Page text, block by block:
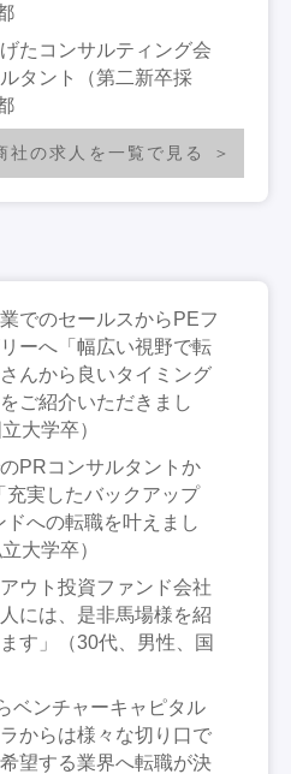
たコンサルティング会
タント（第二新卒採
社の求人を一覧で見る
でのセールスからPEフ
ーへ「幅広い視野で転
んから良いタイミング
ご紹介いただきまし
大学卒）
PRコンサルタントか
充実したバックアップ
への転職を叶えまし
大学卒）
ウト投資ファンド会社
には、是非馬場様を紹
す」（30代、男性、国
ベンチャーキャピタル
からは様々な切り口で
望する業界へ転職が決